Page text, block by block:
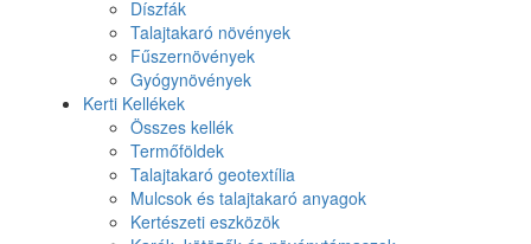
Díszfák
Talajtakaró növények
Fűszernövények
Gyógynövények
Kerti Kellékek
Összes kellék
Termőföldek
Talajtakaró geotextília
Mulcsok és talajtakaró anyagok
Kertészeti eszközök